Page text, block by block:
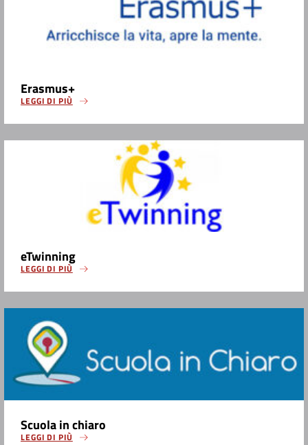
Erasmus+
LEGGI DI PIÙ
eTwinning
LEGGI DI PIÙ
Scuola in chiaro
LEGGI DI PIÙ